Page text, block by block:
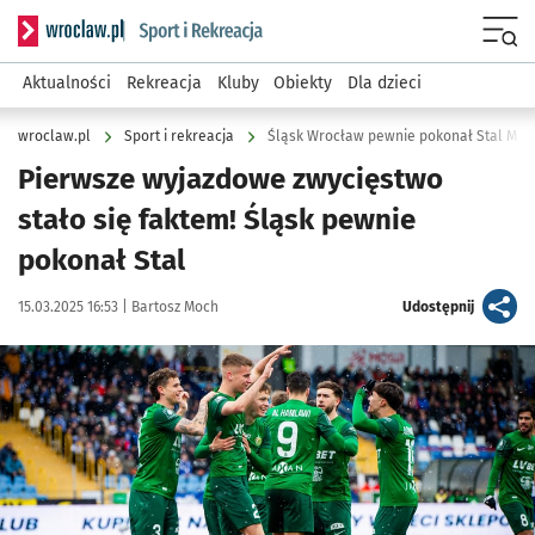
Serwis informacyjny wroclaw.pl podserwis: Sport i rekreacja
Aktualności Rekreacja Kluby Obiekty Dla dzieci
wroclaw.pl Sport i rekreacja Śląsk Wrocław pewnie pokonał Stal
Pierwsze wyjazdowe zwycięstwo
stało się faktem! Śląsk pewnie
pokonał Stal
Data publikacji:
15.03.2025 16:53 | Autor:
Bartosz Moch Udostępnijartykuł
Kliknij, aby powiększyć